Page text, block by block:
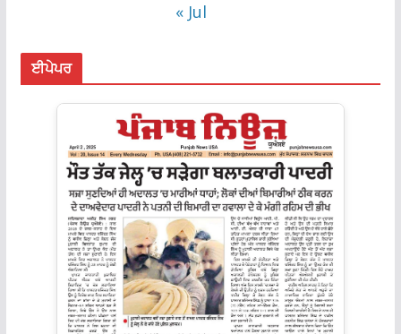
« Jul
ਈਪੇਪਰ